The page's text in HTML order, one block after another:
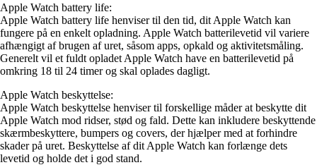
Apple Watch battery life:
Apple Watch battery life henviser til den tid, dit Apple Watch kan
fungere på en enkelt opladning. Apple Watch batterilevetid vil variere
afhængigt af brugen af uret, såsom apps, opkald og aktivitetsmåling.
Generelt vil et fuldt opladet Apple Watch have en batterilevetid på
omkring 18 til 24 timer og skal oplades dagligt.
Apple Watch beskyttelse:
Apple Watch beskyttelse henviser til forskellige måder at beskytte dit
Apple Watch mod ridser, stød og fald. Dette kan inkludere beskyttende
skærmbeskyttere, bumpers og covers, der hjælper med at forhindre
skader på uret. Beskyttelse af dit Apple Watch kan forlænge dets
levetid og holde det i god stand.